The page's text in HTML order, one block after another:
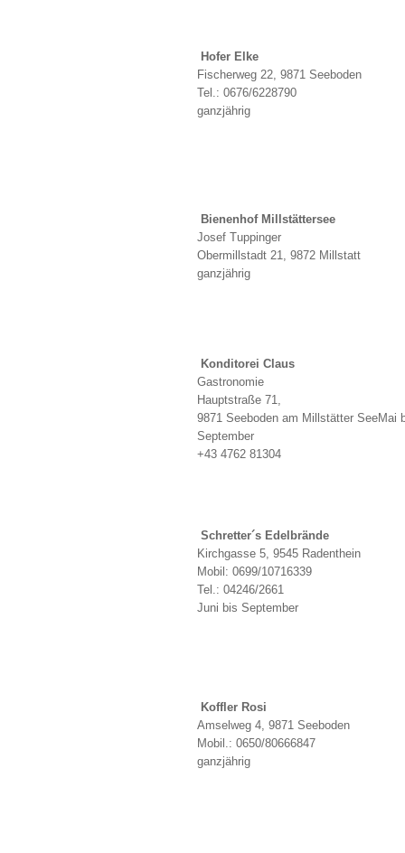
Hofer Elke
Fischerweg 22, 9871 Seeboden
Tel.: 0676/6228790
ganzjährig
Bienenhof Millstättersee
Josef Tuppinger
Obermillstadt 21, 9872 Millstatt
ganzjährig
Konditorei Claus
Gastronomie
Hauptstraße 71,
9871 Seeboden am Millstätter SeeMai
September
+43 4762 81304
Schretter´s Edelbrände
Kirchgasse 5, 9545 Radenthein
Mobil: 0699/10716339
Tel.: 04246/2661
Juni bis September
Koffler Rosi
Amselweg 4, 9871 Seeboden
Mobil.: 0650/80666847
ganzjährig